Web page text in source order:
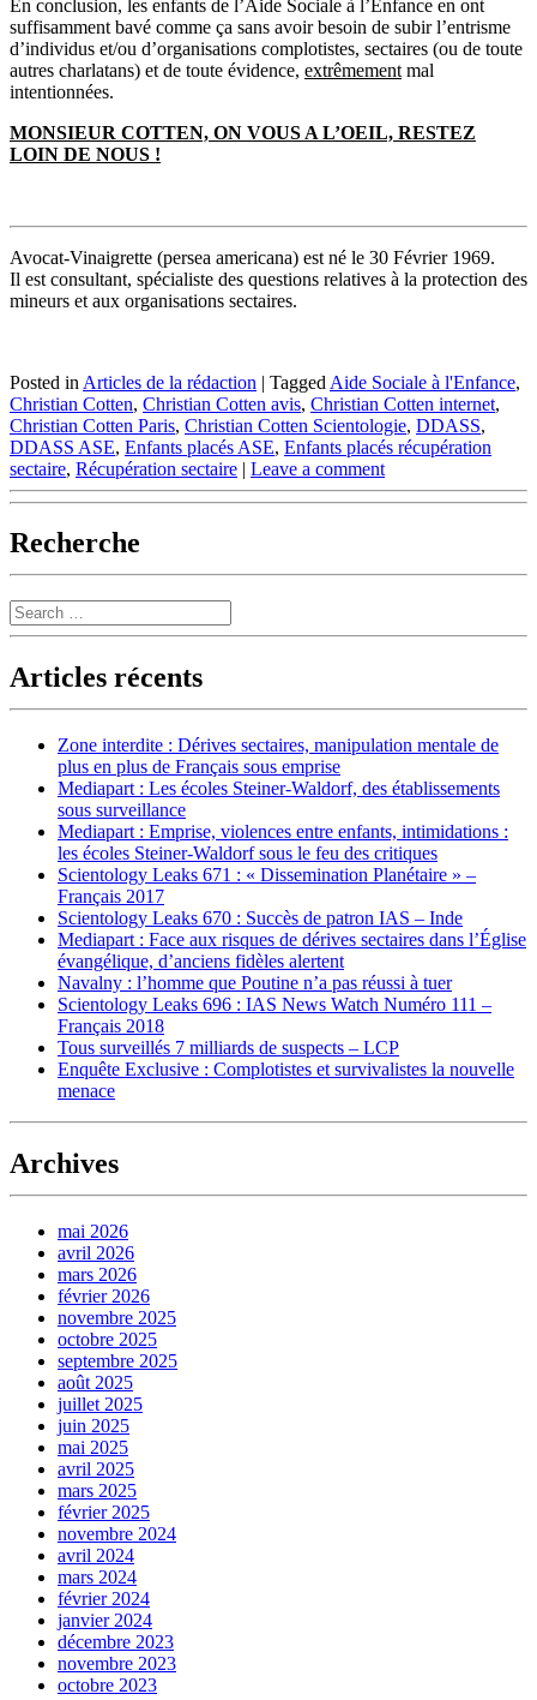
En conclusion, les enfants de l’Aide Sociale à l’Enfance en ont
suffisamment bavé comme ça sans avoir besoin de subir l’entrisme
d’individus et/ou d’organisations complotistes, sectaires (ou de toute
autres charlatans) et de toute évidence, extrêmement mal
intentionnées.
MONSIEUR COTTEN, ON VOUS A L’OEIL, RESTEZ
LOIN DE NOUS !
Avocat-Vinaigrette (persea americana) est né le 30 Février 1969.
Il est consultant, spécialiste des questions relatives à la protection des
mineurs et aux organisations sectaires.
Posted in Articles de la rédaction | Tagged Aide Sociale à l'Enfance,
Christian Cotten, Christian Cotten avis, Christian Cotten internet,
Christian Cotten Paris, Christian Cotten Scientologie, DDASS,
DDASS ASE, Enfants placés ASE, Enfants placés récupération
sectaire, Récupération sectaire | Leave a comment
Recherche
Search
Articles récents
Zone interdite : Dérives sectaires, manipulation mentale de
plus en plus de Français sous emprise
Mediapart : Les écoles Steiner-Waldorf, des établissements
sous surveillance
Mediapart : Emprise, violences entre enfants, intimidations :
les écoles Steiner-Waldorf sous le feu des critiques
Scientology Leaks 671 : « Dissemination Planétaire » –
Français 2017
Scientology Leaks 670 : Succès de patron IAS – Inde
Mediapart : Face aux risques de dérives sectaires dans l’Église
évangélique, d’anciens fidèles alertent
Navalny : l’homme que Poutine n’a pas réussi à tuer
Scientology Leaks 696 : IAS News Watch Numéro 111 –
Français 2018
Tous surveillés 7 milliards de suspects – LCP
Enquête Exclusive : Complotistes et survivalistes la nouvelle
menace
Archives
mai 2026
avril 2026
mars 2026
février 2026
novembre 2025
octobre 2025
septembre 2025
août 2025
juillet 2025
juin 2025
mai 2025
avril 2025
mars 2025
février 2025
novembre 2024
avril 2024
mars 2024
février 2024
janvier 2024
décembre 2023
novembre 2023
octobre 2023